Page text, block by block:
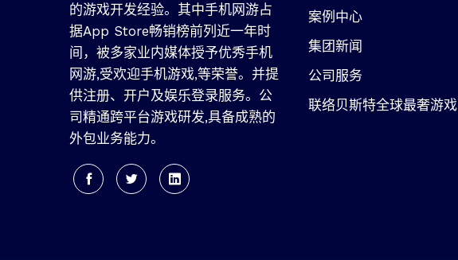
的游戏开发经验。其中手机网游占
据App Store畅销榜前列近一年时
间，被多家业内媒体授予优秀手机
网游,受欢迎手机游戏,等荣誉。并提
供注册、开户及娱乐登录服务。公
司精通跨平台游戏研发,具备成熟的
外包业务能力。
案例中心
集团新闻
公司服务
联络贝斯特全球最奢游戏